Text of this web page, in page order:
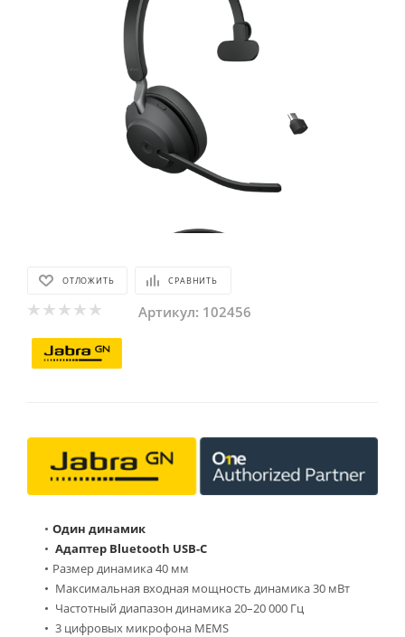
ОТЛОЖИТЬ СРАВНИТЬ
Артикул: 102456
Один динамик
Адаптер Bluetooth USB-C
Размер динамика 40 мм
Максимальная входная мощность динамика 30 мВт
Частотный диапазон динамика 20–20 000 Гц
3 цифровых микрофона MEMS